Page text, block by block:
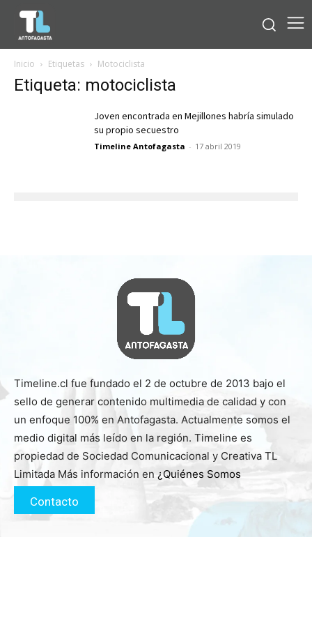
Inicio Etiquetas Motociclista
Etiqueta: motociclista
Joven encontrada en Mejillones habría simulado
su propio secuestro
Timeline Antofagasta - 17 abril 2019
Timeline.cl fue fundado el 2 de octubre de 2013 bajo el
sello de generar contenido multimedia de calidad y con
un enfoque 100% en Antofagasta. Actualmente somos el
medio digital más leído en la región. Timeline es
propiedad de Sociedad Comunicacional y Creativa TL
Limitada Más información en ¿Quiénes Somos
Contacto